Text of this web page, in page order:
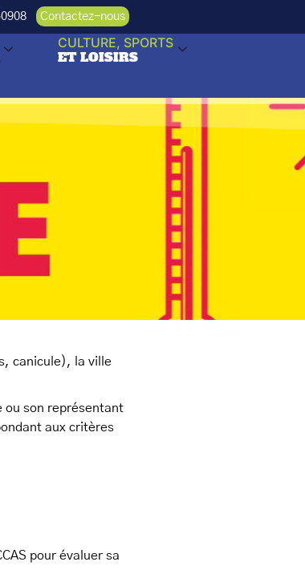
Contactez-nous
CULTURE, SPORTS
ET LOISIRS
canicule), la ville
ou son représentant
aux critères
pour évaluer sa